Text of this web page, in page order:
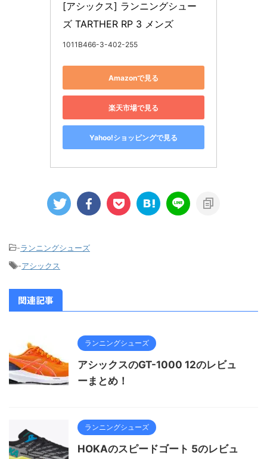
[アシックス] ランニングシュー
ズ TARTHER RP 3 メンズ
1011B466-3-402-255
Amazonで見る
楽天市場で見る
Yahoo!ショッピングで見る
-ランニングシューズ
-アシックス
関連記事
ランニングシューズ
アシックスのGT-1000 12のレビュ
ーまとめ！
ランニングシューズ
HOKAのスピードゴート 5のレビュ